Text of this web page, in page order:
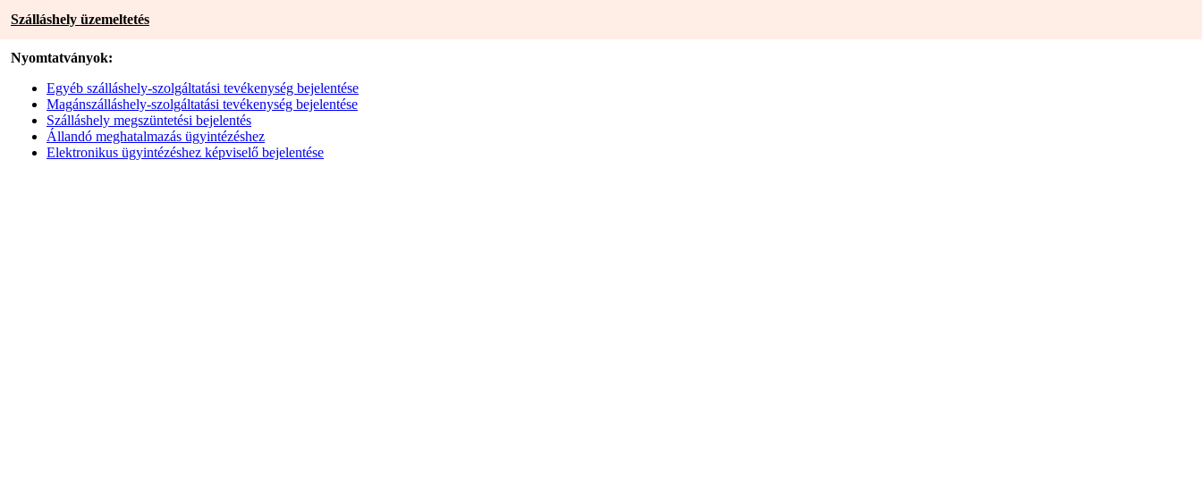
Szálláshely üzemeltetés
Nyomtatványok:
Egyéb szálláshely-szolgáltatási tevékenység bejelentése
Magánszálláshely-szolgáltatási tevékenység bejelentése
Szálláshely megszüntetési bejelentés
Állandó meghatalmazás ügyintézéshez
Elektronikus ügyintézéshez képviselő bejelentése